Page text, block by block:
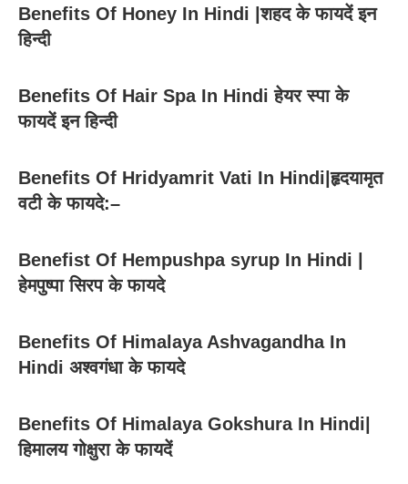
Benefits Of Honey In Hindi |शहद के फायदें इन
हिन्दी
Benefits Of Hair Spa In Hindi हेयर स्पा के
फायदें इन हिन्दी
Benefits Of Hridyamrit Vati In Hindi|हृदयामृत
वटी के फायदे:–
Benefist Of Hempushpa syrup In Hindi |
हेमपुष्पा सिरप के फायदे
Benefits Of Himalaya Ashvagandha In
Hindi अश्वगंधा के फायदे
Benefits Of Himalaya Gokshura In Hindi|
हिमालय गोक्षुरा के फायदें